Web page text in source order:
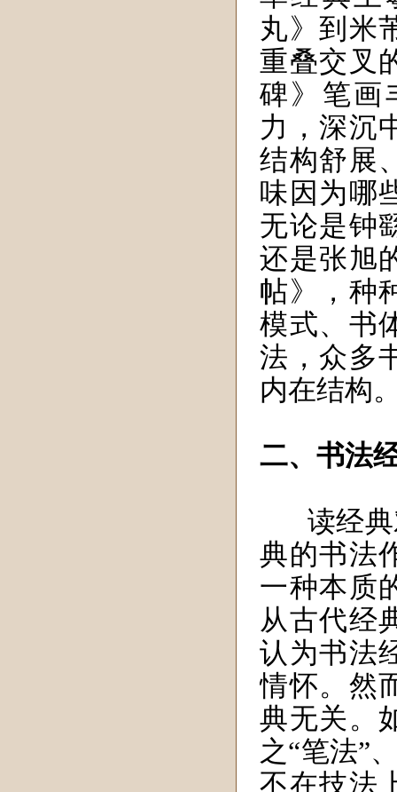
丸》到米
重叠交叉
碑》笔画
力，深沉
结构舒展
味因为哪
无论是钟
还是张旭
帖》，种
模式、书
法，众多
内在结构
二、书法
读经
典的书法
一种本质
从古代经
认为书法
情怀。然
典无关。
之“笔法”
不在技法